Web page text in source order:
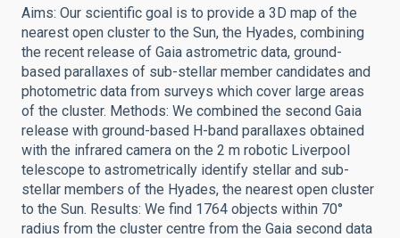
Aims: Our scientific goal is to provide a 3D map of the
nearest open cluster to the Sun, the Hyades, combining
the recent release of Gaia astrometric data, ground-
based parallaxes of sub-stellar member candidates and
photometric data from surveys which cover large areas
of the cluster. Methods: We combined the second Gaia
release with ground-based H-band parallaxes obtained
with the infrared camera on the 2 m robotic Liverpool
telescope to astrometrically identify stellar and sub-
stellar members of the Hyades, the nearest open cluster
to the Sun. Results: We find 1764 objects within 70°
radius from the cluster centre from the Gaia second data